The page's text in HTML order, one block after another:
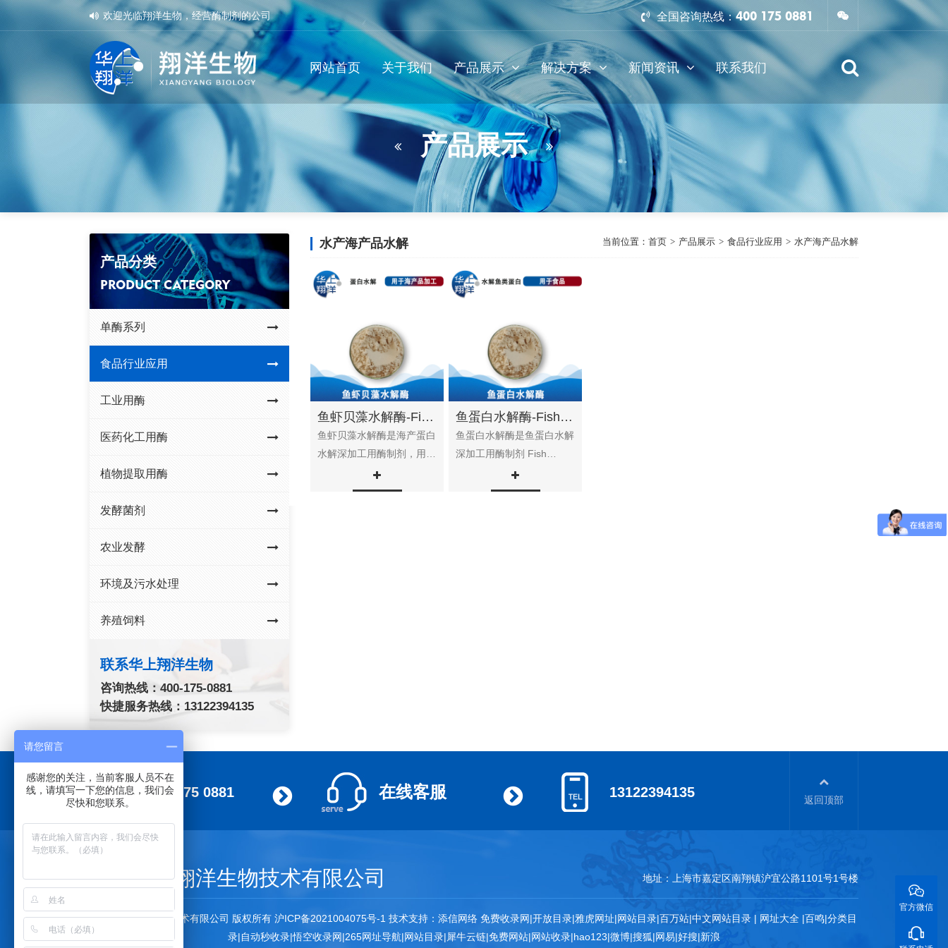
欢迎光临翔洋生物，经营酶制剂的公司 全国咨询热线：400 175 0881
网站首页 关于我们 产品展示 解决方案 新闻资讯 联系我们
产品展示
产品分类
PRODUCT CATEGORY
单酶系列
食品行业应用
工业用酶
医药化工用酶
植物提取用酶
发酵菌剂
农业发酵
环境及污水处理
养殖饲料
联系华上翔洋生物
咨询热线：400-175-0881
快捷服务热线：13122394135
水产海产品水解 当前位置： 首页 > 产品展示 > 食品行业应用 > 水产海产品水解
鱼虾贝藻水解酶-Fish, shrimp, shellfish and algae hydrolase
鱼虾贝藻水解酶是海产蛋白
水解深加工用酶制剂，用于
鱼类、虾类、贝类、海藻等
海产品加工。 Th...
鱼蛋白水解酶-Fish protein hydrolase
鱼蛋白水解酶是鱼蛋白水解
深加工用酶制剂 Fish
protein hydrolytic enzyme
is a kind of enzy...
400 175 0881 在线客服 13122394135 返回顶部
上海华上翔洋生物技术有限公司 地址：上海市嘉定区南翔镇沪宜公路1101号1号楼
上海华上翔洋生物技术有限公司 版权所有 沪ICP备2021004075号-1 技术支持： 添信网络 免费收录网|开放目录|雅虎网址|网站目录|百万站|中文网站目录 | 网址大全 |百鸣|分类目
录|自动秒收录|悟空收录网|265网址导航|网站目录|犀牛云链|免费网站|网站收录|hao123|微博|搜狐|网易|好搜|新浪
官方微信
请您留言
感谢您的关注，当前客服人员不在
线，请填写一下您的信息，我们会
尽快和您联系。